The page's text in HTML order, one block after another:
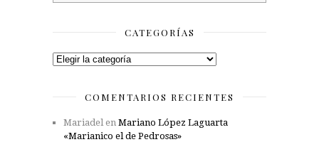
CATEGORÍAS
Categorías
COMENTARIOS RECIENTES
Mariadel en Mariano López Laguarta
«Marianico el de Pedrosas»